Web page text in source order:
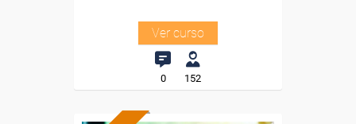
Ver curso
0 152